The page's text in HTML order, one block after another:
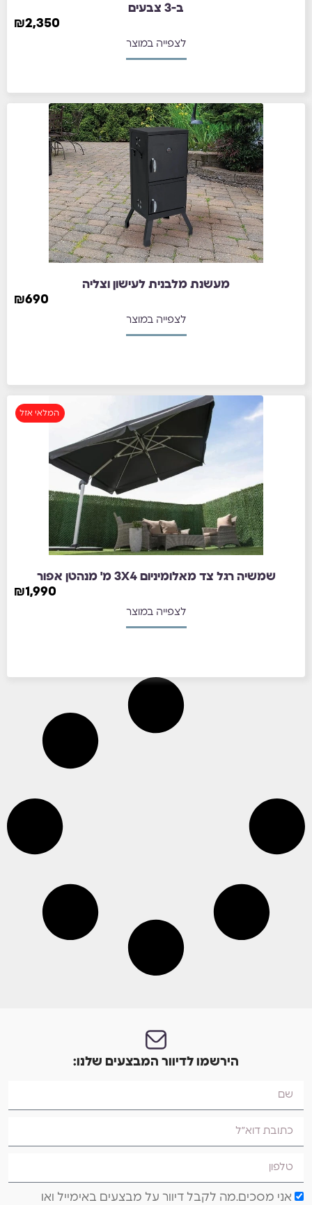
ב-3 צבעים
₪2,350
לצפייה במוצר
מעשנת מלבנית לעישון וצליה
₪690
לצפייה במוצר
המלאי אזל
שמשיה רגל צד מאלומיניום 3X4 מ' מנהטן אפור
₪1,990
לצפייה במוצר
הירשמו לדיוור המבצעים שלנו:
אני מסכים.מה לקבל דיוור על מבצעים באימייל ואו